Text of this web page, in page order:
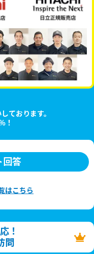
ております。
！
回答
はこちら
！
問